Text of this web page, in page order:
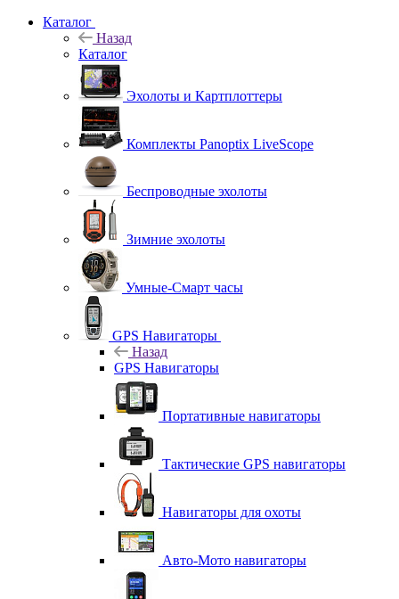
Каталог
Назад
Каталог
Эхолоты и Картплоттеры
Комплекты Panoptix LiveScope
Беспроводные эхолоты
Зимние эхолоты
Умные-Смарт часы
GPS Навигаторы
Назад
GPS Навигаторы
Портативные навигаторы
Тактические GPS навигаторы
Навигаторы для охоты
Авто-Мото навигаторы